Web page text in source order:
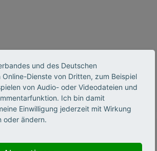
Impressum Standorte
und des Deutschen
Dienste von Dritten, zum Beispiel
von Audio- oder Videodateien und
Ich bin damit
Einwilligung jederzeit mit Wirkung
oder ändern.